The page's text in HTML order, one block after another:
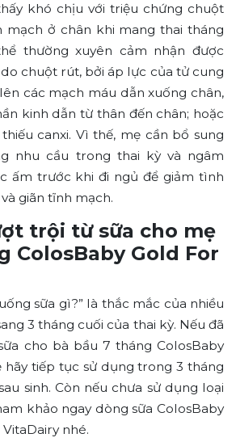
khó chịu với triệu chứng chuột
mạch ở chân khi mang thai tháng
thường xuyên cảm nhận được
chuột rút, bởi áp lực của tử cung
các mạch máu dẫn xuống chân,
kinh dẫn từ thân đến chân; hoặc
canxi. Vì thế, mẹ cần bổ sung
nhu cầu trong thai kỳ và ngâm
ấm trước khi đi ngủ để giảm tình
giãn tĩnh mạch.
trội từ sữa cho mẹ
ColosBaby Gold For
sữa gì?” là thắc mắc của nhiều
3 tháng cuối của thai kỳ. Nếu đã
cho bà bầu 7 tháng ColosBaby
hãy tiếp tục sử dụng trong 3 tháng
sinh. Còn nếu chưa sử dụng loại
khảo ngay dòng sữa ColosBaby
nhé.